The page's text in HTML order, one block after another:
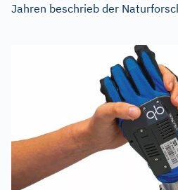
Jahren beschrieb der